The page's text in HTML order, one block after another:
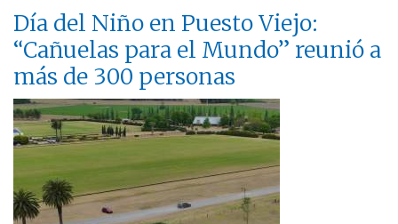
Día del Niño en Puesto Viejo:
“Cañuelas para el Mundo” reunió a
más de 300 personas